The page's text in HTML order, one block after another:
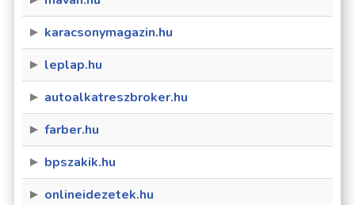
karacsonymagazin.hu
leplap.hu
autoalkatreszbroker.hu
farber.hu
bpszakik.hu
onlineidezetek.hu